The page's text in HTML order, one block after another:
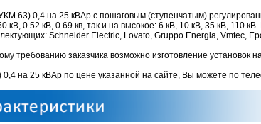
63) 0,4 на 25 кВАр с пошаговым (ступенчатым)
кВ, 0.52 кВ, 0.69 кв, так и на высокое: 6 кВ, 10 кВ, 35 кВ,
Schneider Electric, Lovato, Gruppo Energia, Vmtec,
требованию заказчика возможно изготовление установок
0,4 на 25 кВАр по цене указанной на сайте, Вы можете по